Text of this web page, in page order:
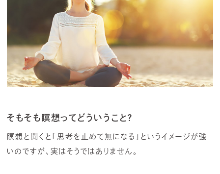
そもそも瞑想ってどういうこと？
瞑想と聞くと「思考を止めて無になる」というイメージが強
いのですが、実はそうではありません。